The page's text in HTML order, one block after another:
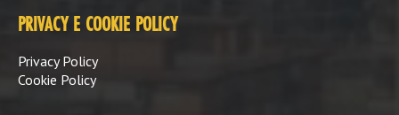
PRIVACY E COOKIE POLICY
Privacy Policy
Cookie Policy